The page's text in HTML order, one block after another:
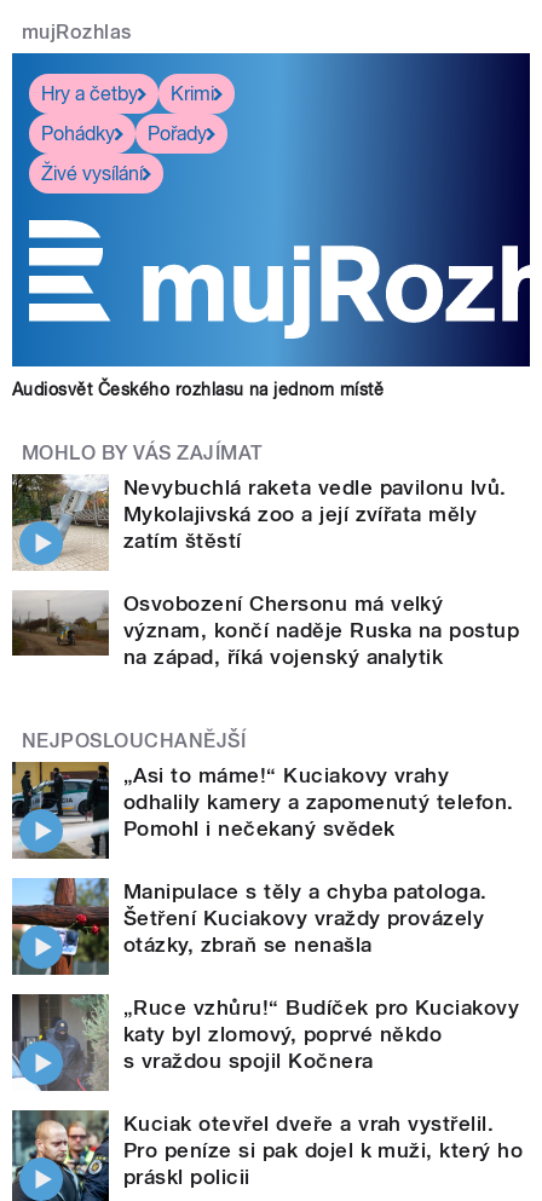
mujRozhlas
Hry a četby
Krimi
Pohádky
Pořady
Živé vysílání
Audiosvět Českého rozhlasu na jednom místě
MOHLO BY VÁS ZAJÍMAT
Nevybuchlá raketa vedle pavilonu lvů.
Mykolajivská zoo a její zvířata měly
zatím štěstí
Osvobození Chersonu má velký
význam, končí naděje Ruska na postup
na západ, říká vojenský analytik
NEJPOSLOUCHANĚJŠÍ
„Asi to máme!“ Kuciakovy vrahy
odhalily kamery a zapomenutý telefon.
Pomohl i nečekaný svědek
Manipulace s těly a chyba patologa.
Šetření Kuciakovy vraždy provázely
otázky, zbraň se nenašla
„Ruce vzhůru!“ Budíček pro Kuciakovy
katy byl zlomový, poprvé někdo
s vraždou spojil Kočnera
Kuciak otevřel dveře a vrah vystřelil.
Pro peníze si pak dojel k muži, který ho
práskl policii